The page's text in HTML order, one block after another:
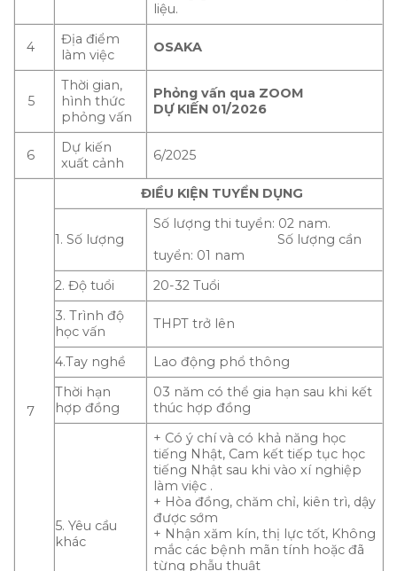
liệu.
4
Địa điểm
làm việc
OSAKA
5
Thời gian,
hình thức
phỏng vấn
Phỏng vấn qua ZOOM
DỰ KIẾN 01/2026
6
Dự kiến
xuất cảnh
6/2025
7
ĐIỀU KIỆN TUYỂN DỤNG
1. Số lượng
Số lượng thi tuyển: 02 nam.
Số lượng cần
tuyển: 01 nam
2. Độ tuổi
20-32 Tuổi
3. Trình độ
học vấn
THPT trở lên
4.Tay nghề
Lao động phổ thông
Thời hạn
hợp đồng
03 năm có thể gia hạn sau khi kết
thúc hợp đồng
5. Yêu cầu
khác
+ Có ý chí và có khả năng học
tiếng Nhật, Cam kết tiếp tục học
tiếng Nhật sau khi vào xí nghiệp
làm việc .
+ Hòa đồng, chăm chỉ, kiên trì, dậy
được sớm
+ Nhận xăm kín, thị lực tốt, Không
mắc các bệnh mãn tính hoặc đã
từng phẫu thuật